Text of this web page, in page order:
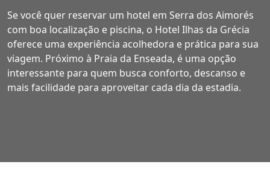
Se você quer reservar um hotel em Serra dos Aimorés
com boa localização e piscina, o Hotel Ilhas da Grécia
oferece uma experiência acolhedora e prática para sua
viagem. Próximo à Praia da Enseada, é uma opção
interessante para quem busca conforto, descanso e
mais facilidade para aproveitar cada dia da estadia.